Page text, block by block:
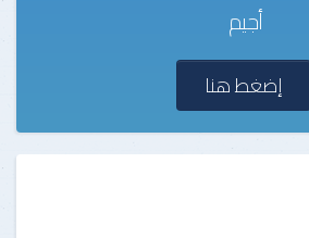
أجيم
إضغط هنا